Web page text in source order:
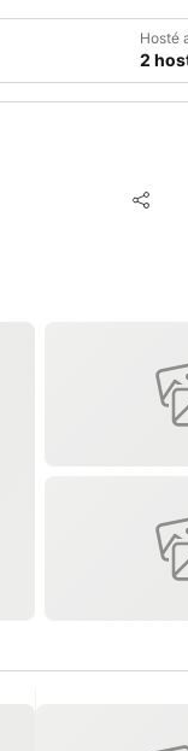
Hosté
2
Sdílet